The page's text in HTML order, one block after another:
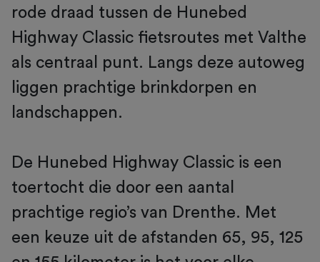
rode draad tussen de Hunebed
Highway Classic fietsroutes met Valthe
als centraal punt. Langs deze autoweg
liggen prachtige brinkdorpen en
landschappen.
De Hunebed Highway Classic is een
toertocht die door een aantal
prachtige regio’s van Drenthe. Met
een keuze uit de afstanden 65, 95, 125